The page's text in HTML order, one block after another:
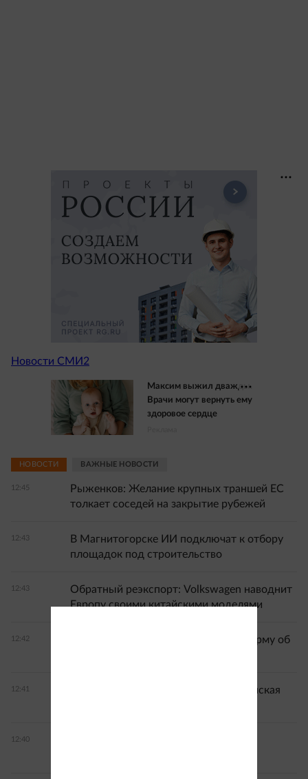
Новости СМИ2
Максим выжил дважды.
Врачи могут вернуть ему
здоровое сердце
НОВОСТИ ВАЖНЫЕ НОВОСТИ
12:45
Рыженков: Желание крупных траншей ЕС
толкает соседей на закрытие рубежей
12:43
В Магнитогорске ИИ подключат к отбору
площадок под строительство
12:43
Обратный реэкспорт: Volkswagen наводнит
Европу своими китайскими моделями
12:42
В Якутии создали цифровую платформу об
12:41
Президенту Беларуси вручена Ленинская
12:40